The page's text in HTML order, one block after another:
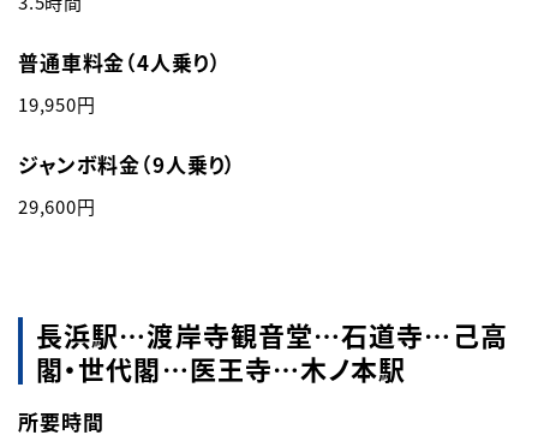
普通車料金（4人乗り）
19,950円
ジャンボ料金（9人乗り）
29,600円
長浜駅…渡岸寺観音堂…石道寺…己高
閣・世代閣…医王寺…木ノ本駅
所要時間